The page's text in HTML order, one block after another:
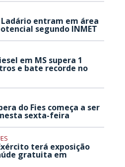
entram em área
segundo INMET
em MS supera 1
e bate recorde no
do Fies começa a ser
sexta-feira
terá exposição
gratuita em